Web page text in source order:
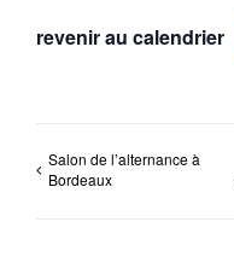
revenir au calendrier
Salon de l’alternance à
Bordeaux